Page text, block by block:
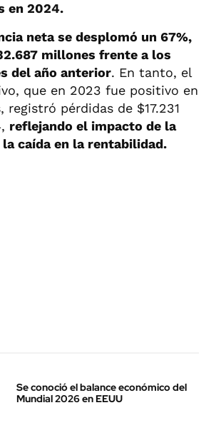
en 2024.
neta se desplomó un 67%,
millones frente a los
del año anterior. En tanto, el
que en 2023 fue positivo en
registró pérdidas de $17.231
reflejando el impacto de la
caída en la rentabilidad.
Se conoció el balance económico del
Mundial 2026 en EEUU